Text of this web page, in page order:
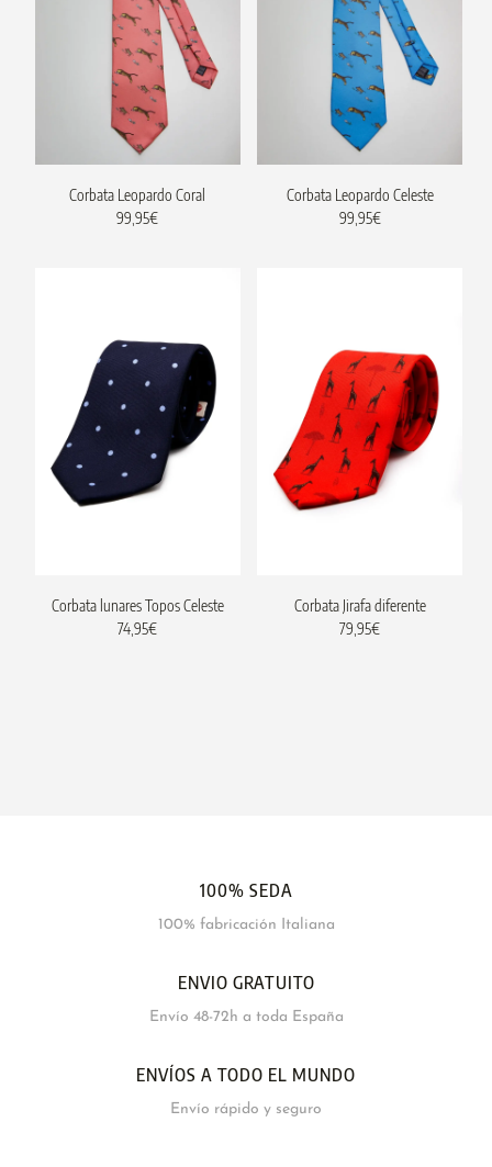
Corbata Leopardo Coral
99,95€
Corbata Leopardo Celeste
99,95€
Corbata lunares Topos Celeste
74,95€
Corbata Jirafa diferente
79,95€
100% SEDA
100% fabricación Italiana
ENVIO GRATUITO
Envío 48-72h a toda España
ENVÍOS A TODO EL MUNDO
Envío rápido y seguro